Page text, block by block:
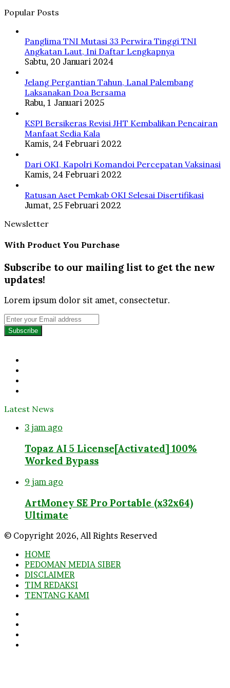
Popular Posts
Panglima TNI Mutasi 33 Perwira Tinggi TNI
Angkatan Laut, Ini Daftar Lengkapnya
Sabtu, 20 Januari 2024
Jelang Pergantian Tahun, Lanal Palembang
Laksanakan Doa Bersama
Rabu, 1 Januari 2025
KSPI Bersikeras Revisi JHT Kembalikan Pencairan
Manfaat Sedia Kala
Kamis, 24 Februari 2022
Dari OKI, Kapolri Komandoi Percepatan Vaksinasi
Kamis, 24 Februari 2022
Ratusan Aset Pemkab OKI Selesai Disertifikasi
Jumat, 25 Februari 2022
Newsletter
With Product You Purchase
Subscribe to our mailing list to get the new
updates!
Lorem ipsum dolor sit amet, consectetur.
Enter
your
Email
Latest News
3 jam ago
Topaz AI 5 License[Activated] 100%
Worked Bypass
9 jam ago
ArtMoney SE Pro Portable (x32x64)
Ultimate
© Copyright 2026, All Rights Reserved
HOME
PEDOMAN MEDIA SIBER
DISCLAIMER
TIM REDAKSI
TENTANG KAMI